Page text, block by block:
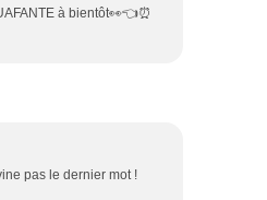
à bientôt👀👈⏰
pas le dernier mot !